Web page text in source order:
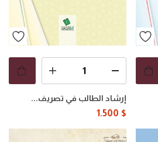
إرشاد الطالب في تصريف...
1.500 $